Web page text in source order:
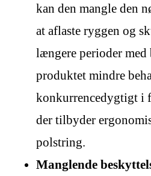
kan den mangle den
at aflaste ryggen og
længere perioder
produktet mindre
konkurrencedygtigt i
der tilbyder
polstring.
Manglende